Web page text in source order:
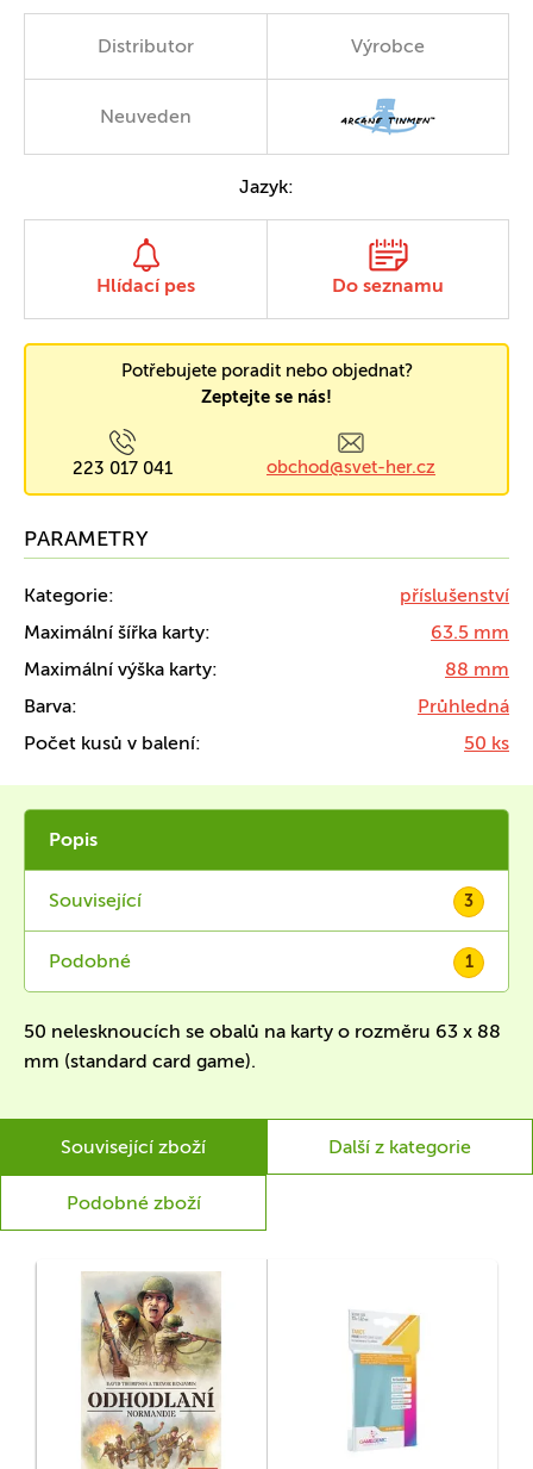
Distributor Výrobce
Neuveden
Jazyk:
Hlídací pes Do seznamu
Potřebujete poradit nebo objednat?
Zeptejte se nás!
223 017 041 obchod@svet-her.cz
PARAMETRY
Kategorie:
příslušenství
Maximální šířka karty:
63.5 mm
Maximální výška karty:
88 mm
Barva:
Průhledná
Počet kusů v balení:
50 ks
Popis
Související 3
Podobné 1
50 nelesknoucích se obalů na karty o rozměru 63 x 88
mm (standard card game).
Související zboží Další z kategorie
Podobné zboží